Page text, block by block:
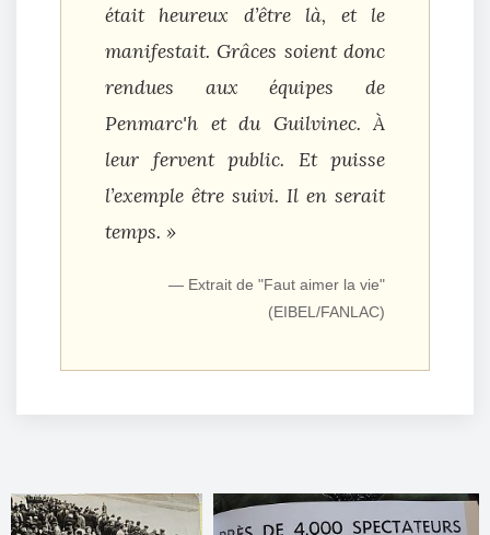
était heureux d’être là, et le
manifestait. Grâces soient donc
rendues aux équipes de
Penmarc'h et du Guilvinec. À
leur fervent public. Et puisse
l’exemple être suivi. Il en serait
temps. »
— Extrait de "Faut aimer la vie"
(EIBEL/FANLAC)